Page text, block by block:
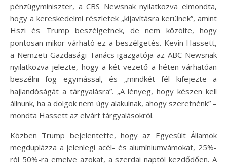
pénzügyminiszter, a CBS Newsnak nyilatkozva elmondta,
hogy a kereskedelmi részletek „kijavításra kerülnek”, amint
Hszi és Trump beszélgetnek, de nem közölte, hogy
pontosan mikor várható ez a beszélgetés. Kevin Hassett,
a Nemzeti Gazdasági Tanács igazgatója az ABC Newsnak
nyilatkozva jelezte, hogy a két vezető a héten várhatóan
beszélni fog egymással, és „mindkét fél kifejezte a
hajlandóságát a tárgyalásra”. „A lényeg, hogy készen kell
állnunk, ha a dolgok nem úgy alakulnak, ahogy szeretnénk” –
mondta Hassett az elvárt tárgyalásokról.
Közben Trump bejelentette, hogy az Egyesült Államok
megduplázza a jelenlegi acél- és alumíniumvámokat, 25%-
ról 50%-ra emelve azokat, a szerdai naptól kezdődően. A